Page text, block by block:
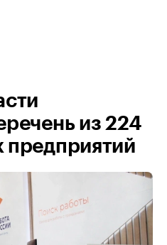
из 224
предприятий